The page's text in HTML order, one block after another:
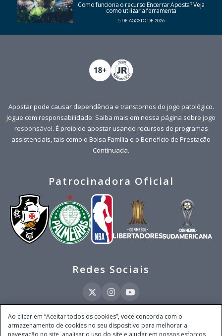
Como funciona o recurso Encerrar Aposta? Veja
como utilizar a ferramenta
5 DE AGOSTO DE 2026
Apostar pode causar dependência e transtornos do jogo patológico.
Jogue com responsabilidade. Saiba mais em nossa página sobre jogo
responsável. É proibido apostar usando recursos de programas
assistenciais, tais como o Bolsa Família e o Benefício de Prestação
Continuada.
Patrocinadora Oficial
Redes Sociais
Este site é operado pela Ventmear Brasil LTDA (CNPJ 52.868.380/0001-84), com
endereço na Avenida Brigadeiro Faria Lima, nº 4.055, 3º andar, Itaim Bibi, no
Ao clicar em “Aceitar todos os cookies”, você concorda com o
armazenamento de cookies no seu dispositivo para melhorar a
navegação no site, analisar o uso do site e ajudar em nossos esforços